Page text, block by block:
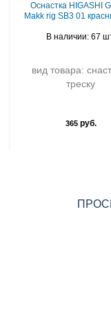
Оснастка HIGASHI
Makk rig SB3 01
В наличии: 67
вид товара:
треску
365руб.